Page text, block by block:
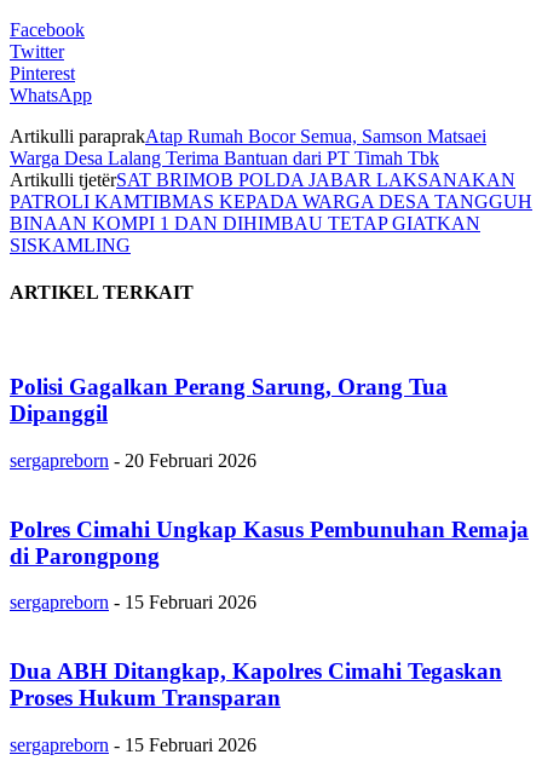
Facebook
Twitter
Pinterest
WhatsApp
Artikulli paraprakAtap Rumah Bocor Semua, Samson Matsaei
Warga Desa Lalang Terima Bantuan dari PT Timah Tbk
Artikulli tjetërSAT BRIMOB POLDA JABAR LAKSANAKAN
PATROLI KAMTIBMAS KEPADA WARGA DESA TANGGUH
BINAAN KOMPI 1 DAN DIHIMBAU TETAP GIATKAN
SISKAMLING
ARTIKEL TERKAIT
Polisi Gagalkan Perang Sarung, Orang Tua
Dipanggil
sergapreborn - 20 Februari 2026
Polres Cimahi Ungkap Kasus Pembunuhan Remaja
di Parongpong
sergapreborn - 15 Februari 2026
Dua ABH Ditangkap, Kapolres Cimahi Tegaskan
Proses Hukum Transparan
sergapreborn - 15 Februari 2026